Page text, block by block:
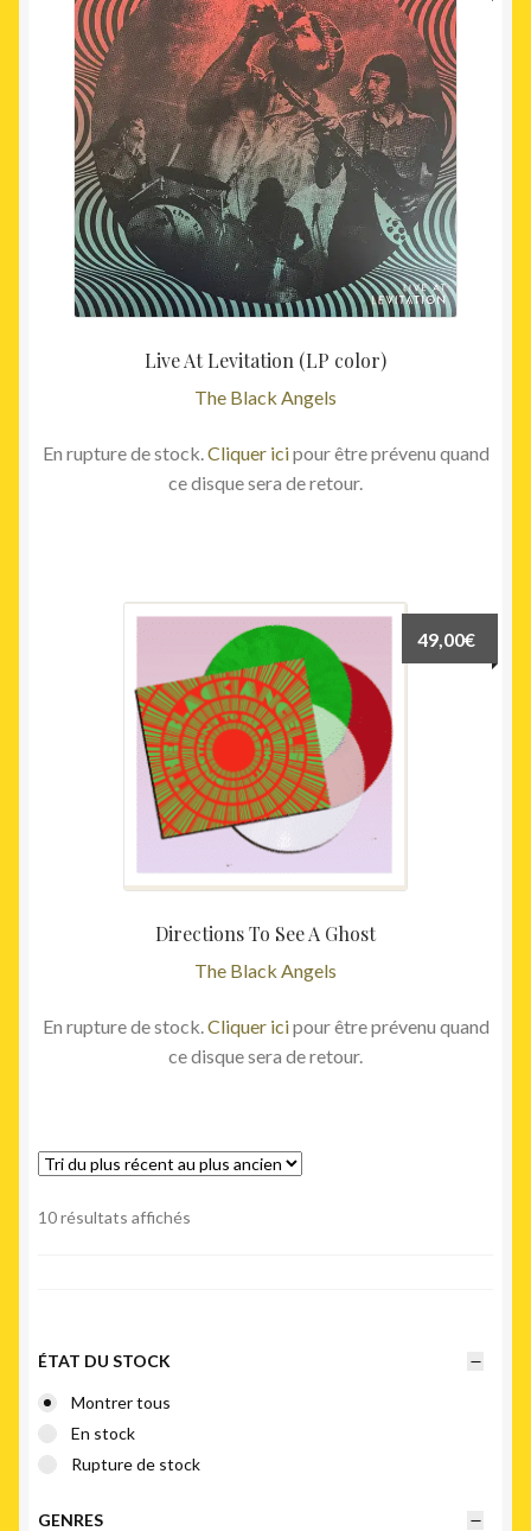
Live At Levitation (LP color)
The Black Angels
initial
était :
32,00€.
En rupture de stock.Cliquer icipour être prévenu quand
ce disque sera de retour.
Directions To See A Ghost
The Black Angels
49,00€
En rupture de stock.Cliquer icipour être prévenu quand
ce disque sera de retour.
10 résultats affichés
ÉTAT DU STOCK
Montrer tous
En stock
Rupture de stock
GENRES